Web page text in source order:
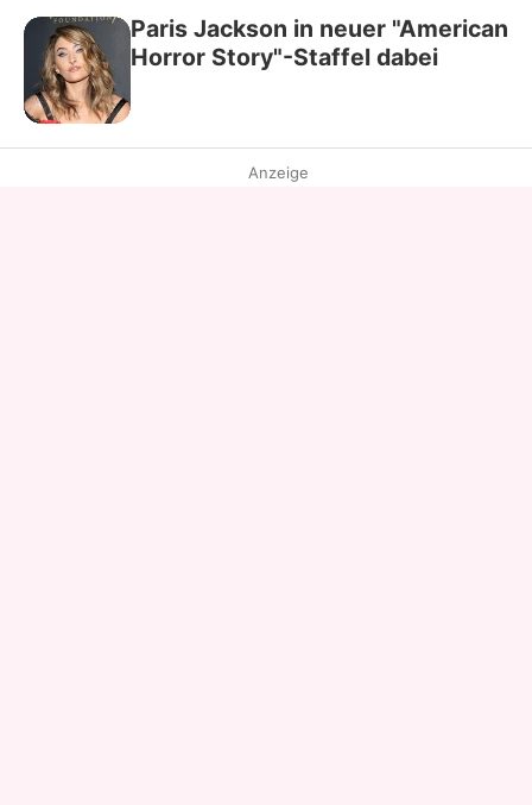
Paris Jackson in neuer "American
Horror Story"-Staffel dabei
Anzeige